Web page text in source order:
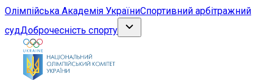
Олімпійська Академія УкраїниСпортивний арбітражний
судДоброчесність спорту